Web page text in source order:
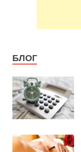
БЛОГ